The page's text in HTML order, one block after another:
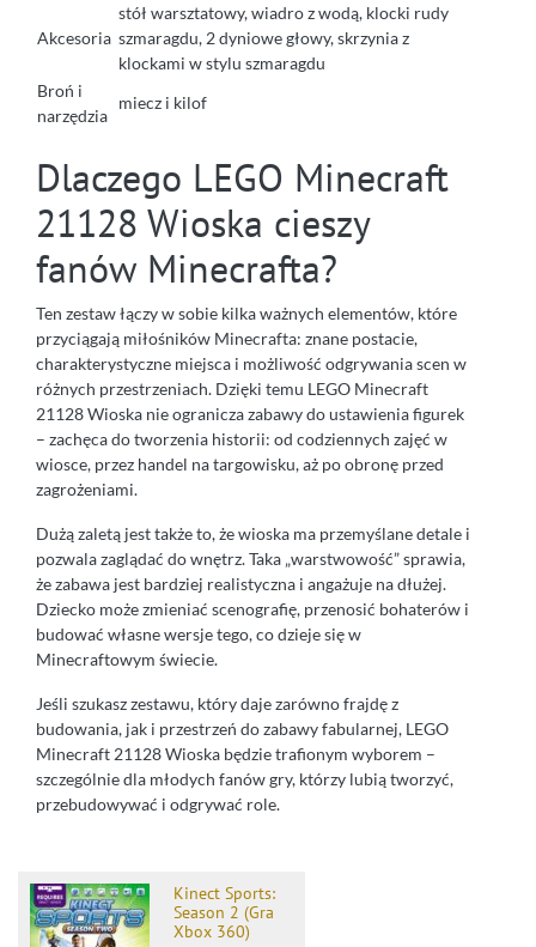
Akcesoria
stół warsztatowy, wiadro z wodą, klocki rudy
szmaragdu, 2 dyniowe głowy, skrzynia z
klockami w stylu szmaragdu
Broń i
narzędzia
miecz i kilof
Dlaczego LEGO Minecraft
21128 Wioska cieszy
fanów Minecrafta?
Ten zestaw łączy w sobie kilka ważnych elementów, które
przyciągają miłośników Minecrafta: znane postacie,
charakterystyczne miejsca i możliwość odgrywania scen w
różnych przestrzeniach. Dzięki temu LEGO Minecraft
21128 Wioska nie ogranicza zabawy do ustawienia figurek
– zachęca do tworzenia historii: od codziennych zajęć w
wiosce, przez handel na targowisku, aż po obronę przed
zagrożeniami.
Dużą zaletą jest także to, że wioska ma przemyślane detale i
pozwala zaglądać do wnętrz. Taka „warstwowość” sprawia,
że zabawa jest bardziej realistyczna i angażuje na dłużej.
Dziecko może zmieniać scenografię, przenosić bohaterów i
budować własne wersje tego, co dzieje się w
Minecraftowym świecie.
Jeśli szukasz zestawu, który daje zarówno frajdę z
budowania, jak i przestrzeń do zabawy fabularnej, LEGO
Minecraft 21128 Wioska będzie trafionym wyborem –
szczególnie dla młodych fanów gry, którzy lubią tworzyć,
przebudowywać i odgrywać role.
Kinect Sports:
Season 2 (Gra
Xbox 360)